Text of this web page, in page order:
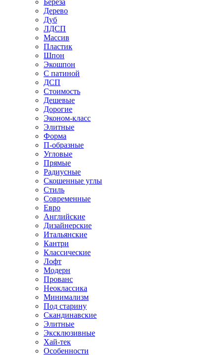
Береза
Дерево
Дуб
ЛДСП
Массив
Пластик
Шпон
Экошпон
С патиной
ДСП
Стоимость
Дешевые
Дорогие
Эконом-класс
Элитные
Форма
П-образные
Угловые
Прямые
Радиусные
Скошенные углы
Стиль
Современные
Евро
Английские
Дизайнерские
Итальянские
Кантри
Классические
Лофт
Модерн
Прованс
Неоклассика
Минимализм
Под старину
Скандинавские
Элитные
Эксклюзивные
Хай-тек
Особенности